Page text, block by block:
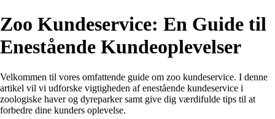
Zoo Kundeservice: En Guide til
Enestående Kundeoplevelser
Velkommen til vores omfattende guide om zoo kundeservice. I denne
artikel vil vi udforske vigtigheden af enestående kundeservice i
zoologiske haver og dyreparker samt give dig værdifulde tips til at
forbedre dine kunders oplevelse.